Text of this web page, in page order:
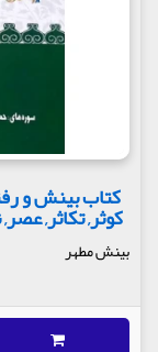
کوثر, تکاثر,
بینش مطهر